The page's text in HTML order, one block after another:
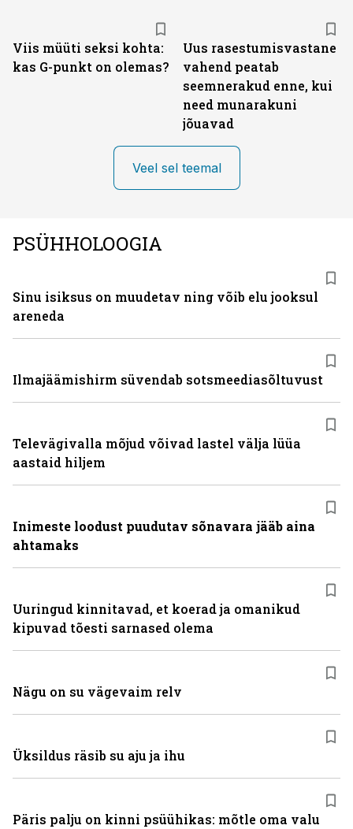
Viis müüti seksi kohta:
kas G-punkt on olemas?
Uus rasestumisvastane
vahend peatab
seemnerakud enne, kui
need munarakuni
jõuavad
Veel sel teemal
PSÜHHOLOOGIA
Sinu isiksus on muudetav ning võib elu jooksul
areneda
Ilmajäämishirm süvendab sotsmeediasõltuvust
Televägivalla mõjud võivad lastel välja lüüa
aastaid hiljem
Inimeste loodust puudutav sõnavara jääb aina
ahtamaks
Uuringud kinnitavad, et koerad ja omanikud
kipuvad tõesti sarnased olema
Nägu on su vägevaim relv
Üksildus räsib su aju ja ihu
Päris palju on kinni psüühikas: mõtle oma valu